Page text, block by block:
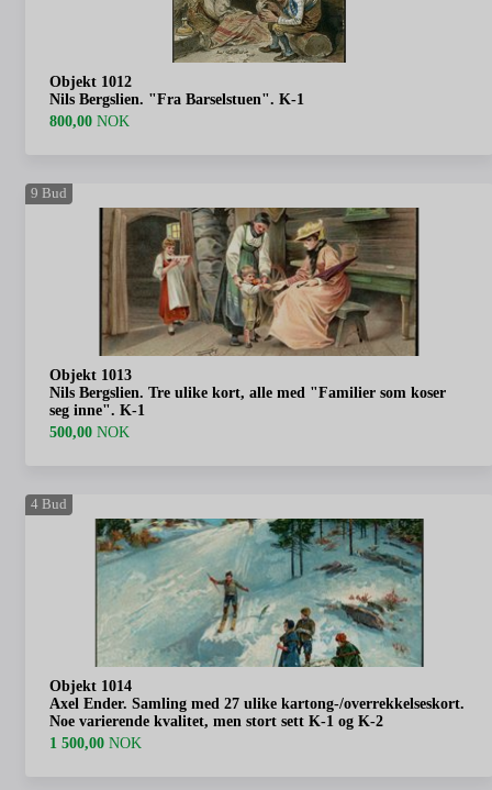
Objekt 1012
Nils Bergslien. "Fra Barselstuen". K-1
800,00 NOK
9 Bud
Objekt 1013
Nils Bergslien. Tre ulike kort, alle med "Familier som koser
seg inne". K-1
500,00 NOK
4 Bud
Objekt 1014
Axel Ender. Samling med 27 ulike kartong-/overrekkelseskort.
Noe varierende kvalitet, men stort sett K-1 og K-2
1 500,00 NOK